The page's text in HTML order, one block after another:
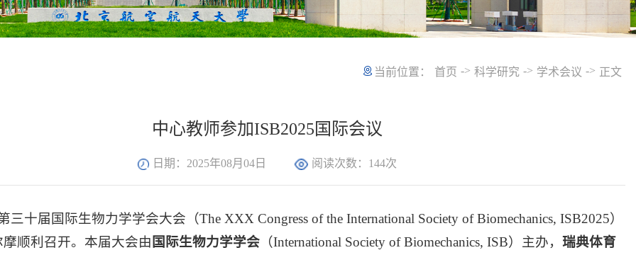
当前位置： 首页 -> 科学研究 -> 学术会议 -> 正文
中心教师参加ISB2025国际会议
日期：2025年08月04日 阅读次数： 144次
三十届国际生物力学学会大会（The XXX Congress of the International Society of Biomechanics, ISB2025）
顺利召开。本届大会由 国际生物力学学会 （International Society of Biomechanics, ISB）主办， 瑞典体育